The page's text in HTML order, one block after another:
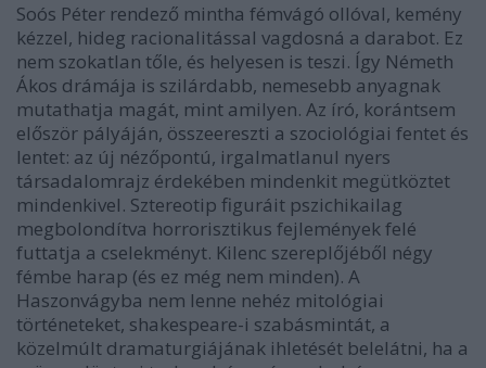
Soós Péter rendező mintha fémvágó ollóval, kemény
kézzel, hideg racionalitással vagdosná a darabot. Ez
nem szokatlan tőle, és helyesen is teszi. Így Németh
Ákos drámája is szilárdabb, nemesebb anyagnak
mutathatja magát, mint amilyen. Az író, korántsem
először pályáján, összeereszti a szociológiai fentet és
lentet: az új nézőpontú, irgalmatlanul nyers
társadalomrajz érdekében mindenkit megütköztet
mindenkivel. Sztereotip figuráit pszichikailag
megbolondítva horrorisztikus fejlemények felé
futtatja a cselekményt. Kilenc szereplőjéből négy
fémbe harap (és ez még nem minden). A
Haszonvágyba nem lenne nehéz mitológiai
történeteket, shakespeare-i szabásmintát, a
közelmúlt dramaturgiájának ihletését belelátni, ha a